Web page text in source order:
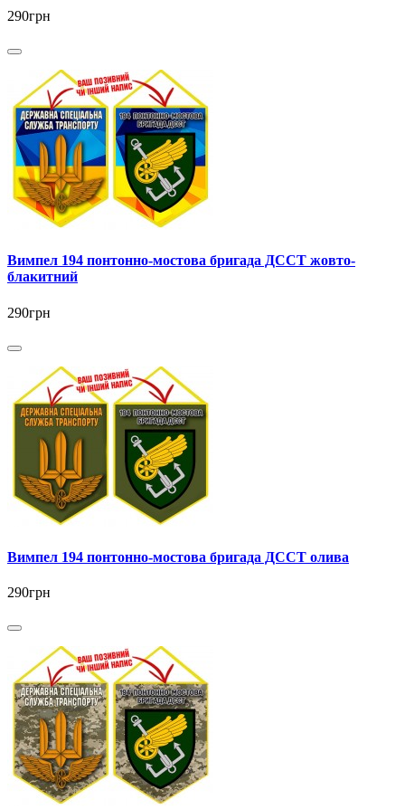
290грн
Вимпел 194 понтонно-мостова бригада ДССТ жовто-
блакитний
290грн
Вимпел 194 понтонно-мостова бригада ДССТ олива
290грн